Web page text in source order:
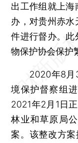
出工作组就上
办，对贵州赤
件进行督办。此
物保护协会保护
2020年8月
境保护督察组
2021年2月1日
林业和草原局
案。该整改方